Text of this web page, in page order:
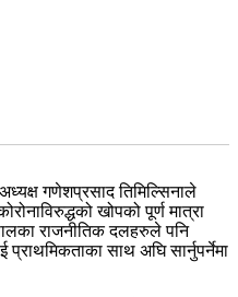
गणेशप्रसाद तिमिल्सिनाले
खोपको पूर्ण मात्रा
राजनीतिक दलहरुले पनि
प्राथमिकताका साथ अघि सार्नुपर्नेमा